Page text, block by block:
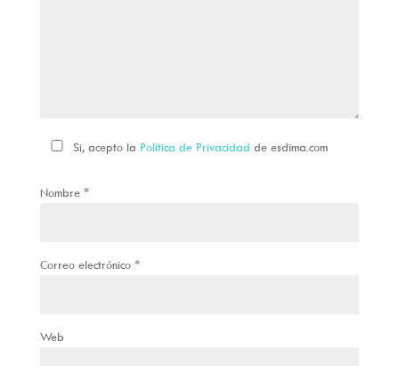
Si, acepto la Política de Privacidad de esdima.com
Nombre *
Correo electrónico *
Web